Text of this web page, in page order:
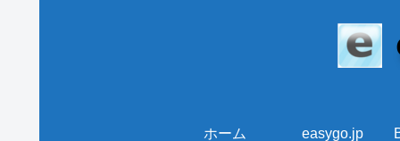
ホーム easygo.jp